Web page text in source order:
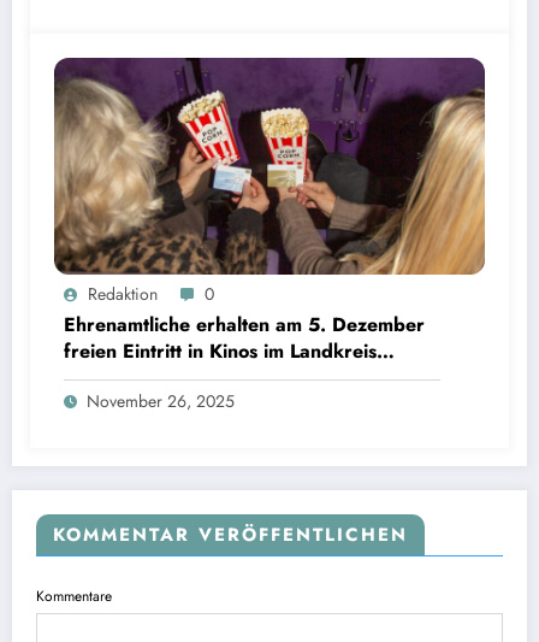
Ehrenamtliche erhalten am 5. Dezember freien Eintritt in Kinos im Landkreis Starnberg |
Bild: © Landratsamt Starnberg
Redaktion 0
Ehrenamtliche erhalten am 5. Dezember
freien Eintritt in Kinos im Landkreis
Starnberg
November 26, 2025
KOMMENTAR VERÖFFENTLICHEN
Kommentare